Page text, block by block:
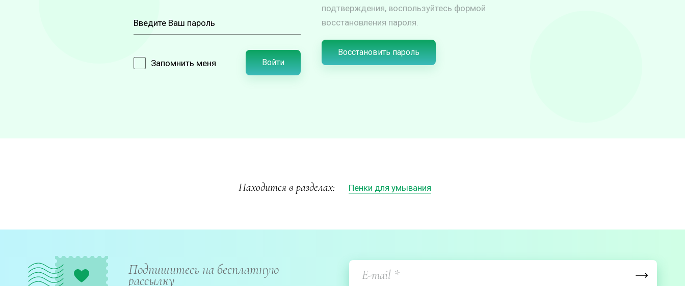
Запомнить меня Войти
подтверждения, воспользуйтесь формой
восстановления пароля.
Восстановить пароль
Находится в разделах: Пенки для умывания
Подпишитесь на бесплатную
рассылку